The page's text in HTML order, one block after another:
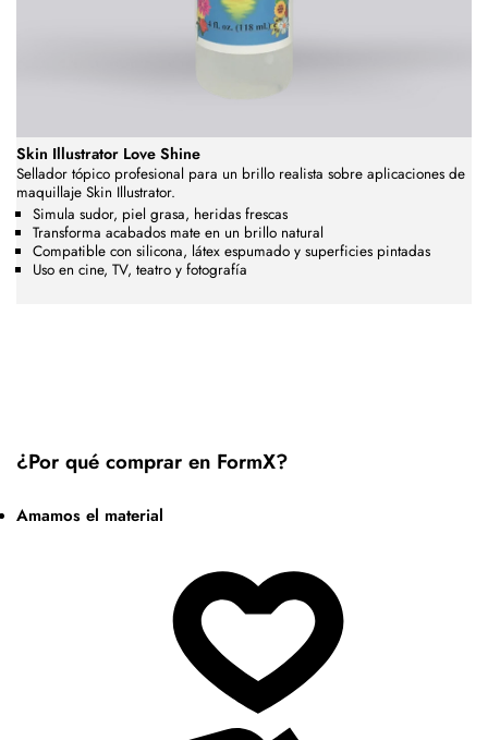
Skin Illustrator Love Shine
Sellador tópico profesional para un brillo realista sobre aplicaciones de
maquillaje Skin Illustrator.
Simula sudor, piel grasa, heridas frescas
Transforma acabados mate en un brillo natural
Compatible con silicona, látex espumado y superficies pintadas
Uso en cine, TV, teatro y fotografía
¿Por qué comprar en FormX?
Amamos el material